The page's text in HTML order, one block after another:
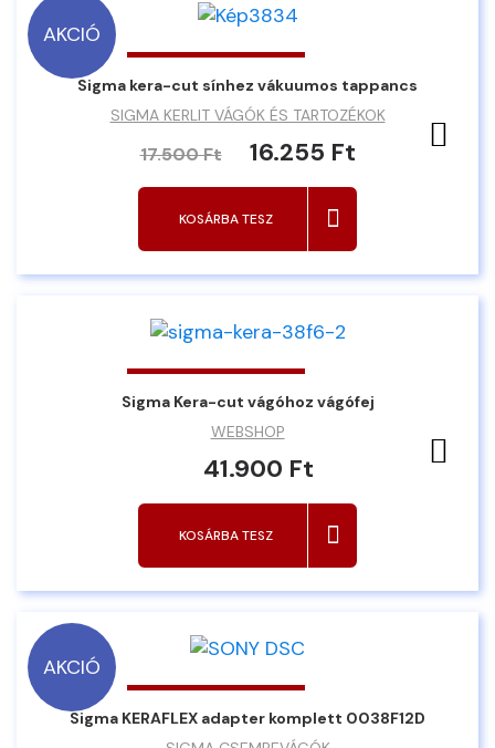
AKCIÓ
Sigma kera-cut sínhez vákuumos tappancs
SIGMA KERLIT VÁGÓK ÉS TARTOZÉKOK
17.500 Ft 16.255 Ft
KOSÁRBA TESZ
Sigma Kera-cut vágóhoz vágófej
WEBSHOP
41.900 Ft
KOSÁRBA TESZ
AKCIÓ
Sigma KERAFLEX adapter komplett 0038F12D